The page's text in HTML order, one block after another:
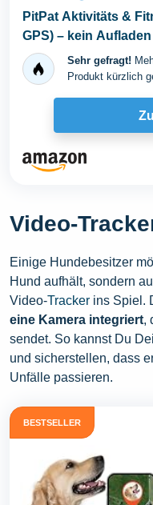
PitPat Aktivitäts &
GPS) – kein
Sehr gefragt!
Produkt kürzlich
Video-
Einige Hundebesitzer
Hund aufhält, sondern
Video-Tracker ins Spiel.
eine Kamera integriert,
sendet. So kannst Du
und sicherstellen, dass
Unfälle passieren.
BESTSELLER